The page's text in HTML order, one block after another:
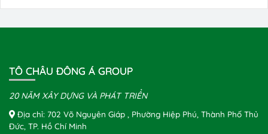
TÔ CHÂU ĐÔNG Á GROUP
20 NĂM XÂY DỰNG VÀ PHÁT TRIỂN
Địa chỉ: 702 Võ Nguyên Giáp , Phường Hiệp Phú, Thành Phố Thủ
Đức, TP. Hồ Chí Minh